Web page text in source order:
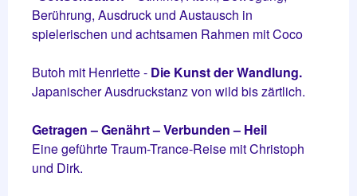
Berührung, Ausdruck und Austausch in
spielerischen und achtsamen Rahmen mit Coco
Butoh mit Henriette - Die Kunst der Wandlung.
Japanischer Ausdruckstanz von wild bis zärtlich.
Getragen – Genährt – Verbunden – Heil
Eine geführte Traum-Trance-Reise mit Christoph
und Dirk.